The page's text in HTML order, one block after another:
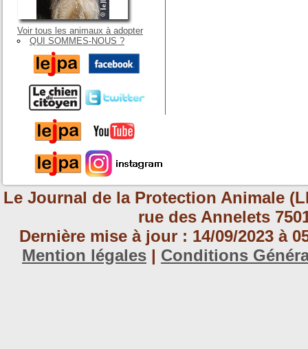
Voir tous les animaux à adopter
QUI SOMMES-NOUS ?
Le Journal de la Protection Animale
rue des Annelets
Dernière mise à jour : 14/09/2023 à
Mention légales | Conditions